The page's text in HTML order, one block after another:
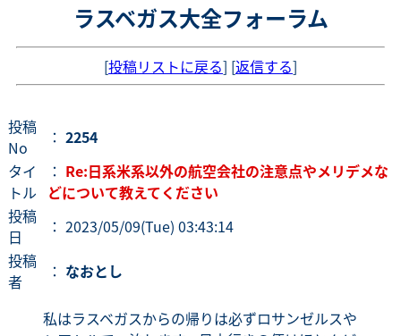
ラスベガス大全フォーラム
[投稿リストに戻る] [返信する]
投稿
No
： 2254
タイ
トル
： Re:日系米系以外の航空会社の注意点やメリデメな
どについて教えてください
投稿
日
： 2023/05/09(Tue) 03:43:14
投稿
者
： なおとし
私はラスベガスからの帰りは必ずロサンゼルスや